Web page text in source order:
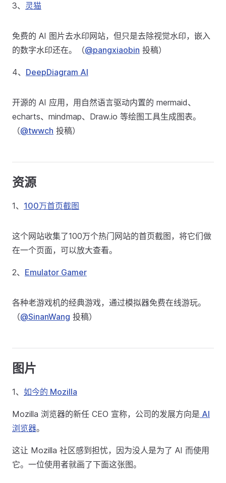
3、 灵猫
免费的 AI 图片去水印网站，但只是去除视觉水印，嵌入
的数字水印还在。（@pangxiaobin 投稿）
4、 DeepDiagram AI
开源的 AI 应用，用自然语言驱动内置的 mermaid、
echarts、mindmap、Draw.io 等绘图工具生成图表。
（@twwch 投稿）
资源
1、 100万首页截图
这个网站收集了100万个热门网站的首页截图，将它们做
在一个页面，可以放大查看。
2、 Emulator Gamer
各种老游戏机的经典游戏，通过模拟器免费在线游玩。
（@SinanWang 投稿）
图片
1、 如今的 Mozilla
Mozilla 浏览器的新任 CEO 宣称，公司的发展方向是 AI
浏览器。
这让 Mozilla 社区感到担忧，因为没人是为了 AI 而使用
它。一位使用者就画了下面这张图。